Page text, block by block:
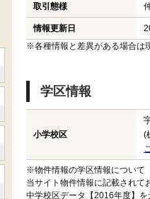
取引態様
情報更新日
※各種情報と差異がある場合は
学区情報
小学校区
(
※物件情報の学区情報について
当サイト物件情報に記載され
中学校区データ【2016年度】